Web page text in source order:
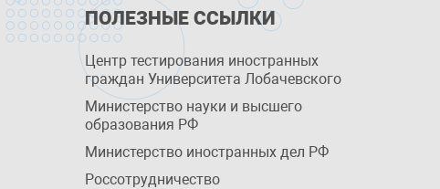
ПОЛЕЗНЫЕ ССЫЛКИ
Центр тестирования иностранных
граждан Университета Лобачевского
Министерство науки и высшего
образования РФ
Министерство иностранных дел РФ
Россотрудничество